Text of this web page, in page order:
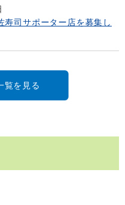
寿司サポーター店を募集し
覧を見る